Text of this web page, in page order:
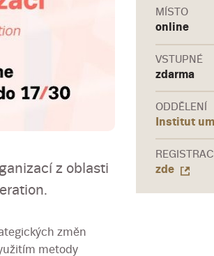
z oblasti
změn
metody
MÍSTO
online
VSTUPNÉ
zdarma
ODDĚLENÍ
Institut
zde